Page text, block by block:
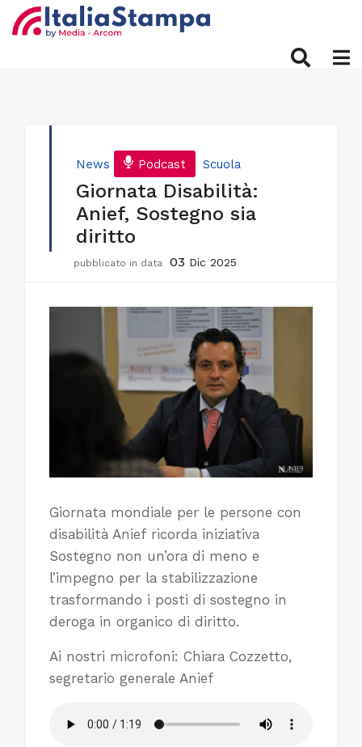
News Podcast Scuola
Giornata Disabilità:
Anief, Sostegno sia
diritto
pubblicato in data 03 Dic 2025
Giornata mondiale per le persone con
disabilità Anief ricorda iniziativa
Sostegno non un’ora di meno e
l’impegno per la stabilizzazione
trasformando i posti di sostegno in
deroga in organico di diritto.
Ai nostri microfoni: Chiara Cozzetto,
segretario generale Anief